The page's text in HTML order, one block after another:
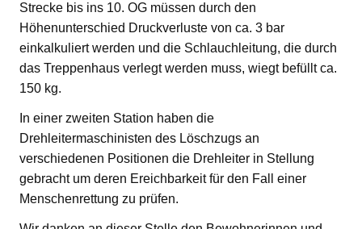
Strecke bis ins 10. OG müssen durch den
Höhenunterschied Druckverluste von ca. 3 bar
einkalkuliert werden und die Schlauchleitung, die durch
das Treppenhaus verlegt werden muss, wiegt befüllt ca.
150 kg.
In einer zweiten Station haben die
Drehleitermaschinisten des Löschzugs an
verschiedenen Positionen die Drehleiter in Stellung
gebracht um deren Ereichbarkeit für den Fall einer
Menschenrettung zu prüfen.